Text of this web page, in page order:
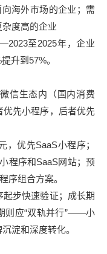
海外市场的企业；需
度高的企业
至2025年，企业
升到57%。
信生态内（国内消费
先小程序，后者优先
，优先SaaS小程序；
程序和SaaS网站；预
序组合方案。
步快速验证；成长期
则应“双轨并行”——小
淀和深度转化。